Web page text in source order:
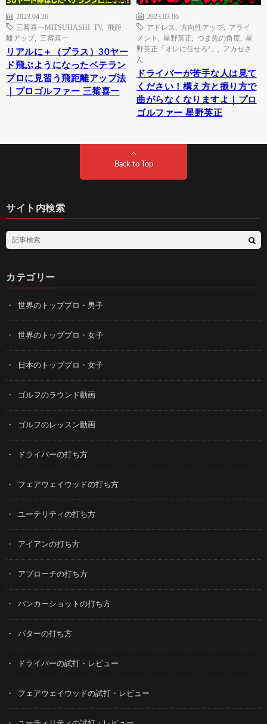
2023.04.26
三觜喜一MITSUHASHI TV, 飛距
離アップ
三觜喜一
リアルに＋（プラス）30ヤー
ド飛ぶようになったベテラン
プロに見習う飛距離アップ法
｜プロゴルファー 三觜喜一
2023.03.06
アドレス
方向性アップ
アライ
メント
星野英正 つま先の角度
星
野英正「オレに任せろ!」
アカセさ
ん
ドライバーが苦手な人は見て
ください！構え方と振り方で
曲がらなくなりますよ｜プロ
ゴルファー 星野英正
Back to Top
サイト内検索
カテゴリー
世界のトッププロ・男子
世界のトッププロ・女子
日本のトッププロ・女子
ゴルフのラウンド動画
ゴルフのレッスン動画
ドライバーの打ち方
フェアウェイウッドの打ち方
ユーテリティの打ち方
アイアンの打ち方
アプローチの打ち方
バンカーショットの打ち方
パターの打ち方
ドライバーの試打・レビュー
フェアウェイウッドの試打・レビュー